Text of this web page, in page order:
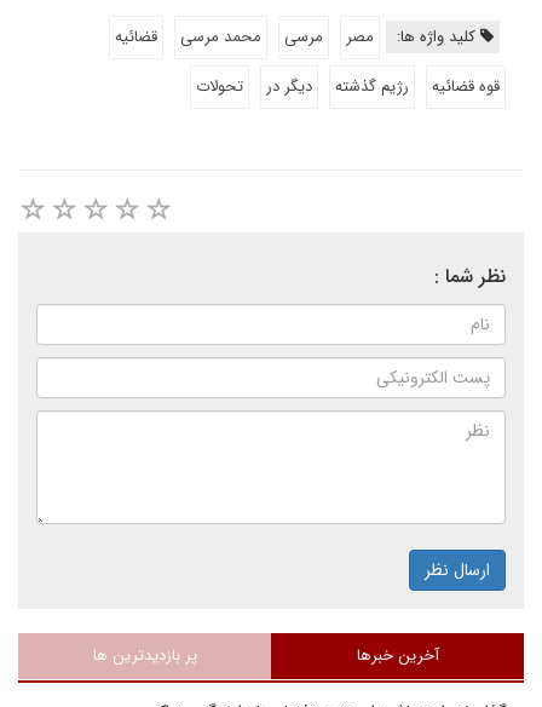
کلید واژه ها: مصر مرسی محمد مرسی
قضائیه
قوه قضائیه
رژیم گذشته دیگر در تحولات
نظر شما :
ارسال نظر
آخرین خبرها پر بازدیدترین ها